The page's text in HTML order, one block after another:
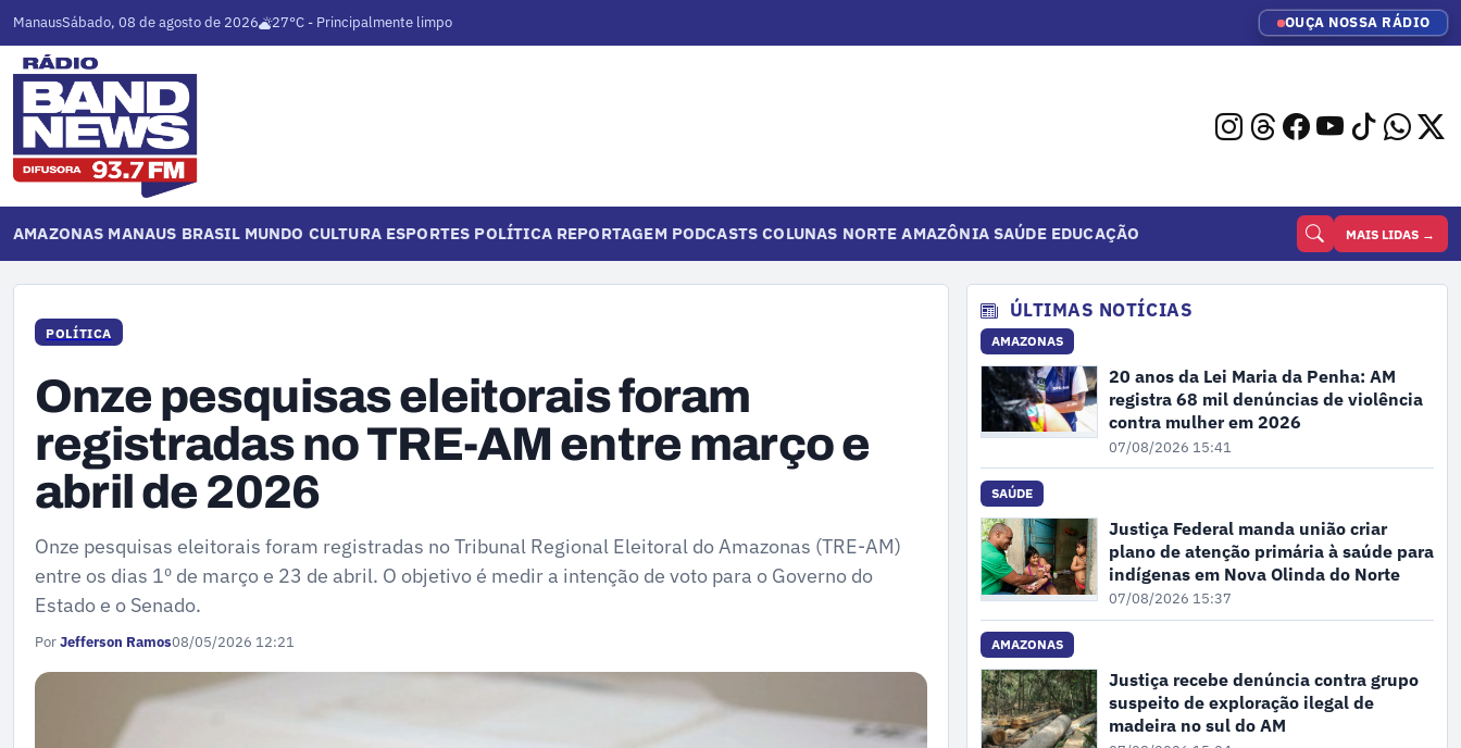
ManausSábado, 08 de agosto de 2026 27°C - Principalmente limpo OUÇA NOSSA RÁDIO
AMAZONAS MANAUS BRASIL MUNDO CULTURA ESPORTES POLÍTICA REPORTAGEM PODCASTS COLUNAS NORTE AMAZÔNIA SAÚDE EDUCAÇÃO MAIS LIDAS →
POLÍTICA
Onze pesquisas eleitorais foram
registradas no TRE-AM entre março e
abril de 2026
Onze pesquisas eleitorais foram registradas no Tribunal Regional Eleitoral do Amazonas (TRE-AM)
entre os dias 1º de março e 23 de abril. O objetivo é medir a intenção de voto para o Governo do
Estado e o Senado.
PorJefferson Ramos08/05/2026 12:21
ÚLTIMAS NOTÍCIAS
AMAZONAS
20 anos da Lei Maria da Penha: AM
registra 68 mil denúncias de violência
contra mulher em 2026
07/08/2026 15:41
SAÚDE
Justiça Federal manda união criar
plano de atenção primária à saúde para
indígenas em Nova Olinda do Norte
07/08/2026 15:37
AMAZONAS
Justiça recebe denúncia contra grupo
suspeito de exploração ilegal de
madeira no sul do AM